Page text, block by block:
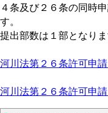
４条及び２６条の同時
す。
提出部数は１部となりま
河川法第２６条許可申
河川法第２６条許可申